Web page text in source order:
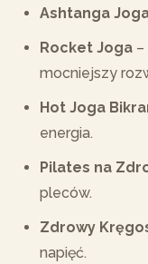
Ashtanga
Rocket Joga
mocniejszy
Hot Joga
energia.
Pilates na
pleców.
Zdrowy
napięć.